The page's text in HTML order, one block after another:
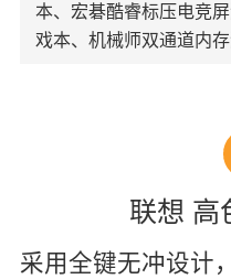
本、宏碁酷睿标压电竞
戏本、机械师双通道内存
联想 高
采用全键无冲设计